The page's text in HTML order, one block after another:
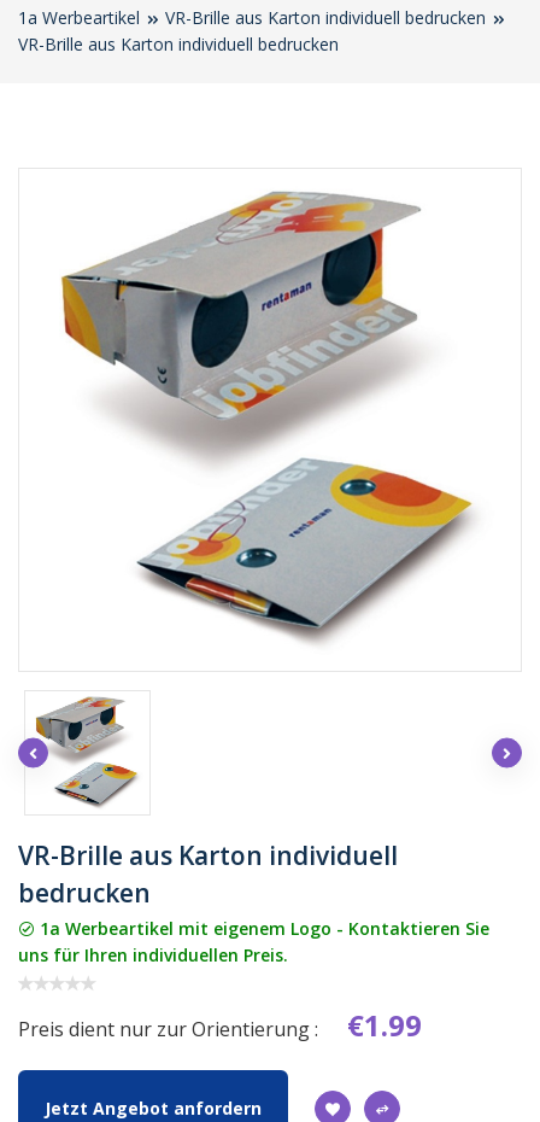
1a Werbeartikel
VR-Brille aus Karton individuell bedrucken
VR-Brille aus Karton individuell bedrucken
VR-Brille aus Karton individuell
bedrucken
1a Werbeartikel mit eigenem Logo - Kontaktieren Sie
uns für Ihren individuellen Preis.
Preis dient nur zur Orientierung : €1.99
Jetzt Angebot anfordern